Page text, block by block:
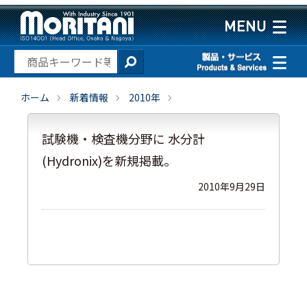
ホーム 新着情報 2010年
試験機・検査機分野に 水分計
(Hydronix)を新規掲載。
2010年9月29日